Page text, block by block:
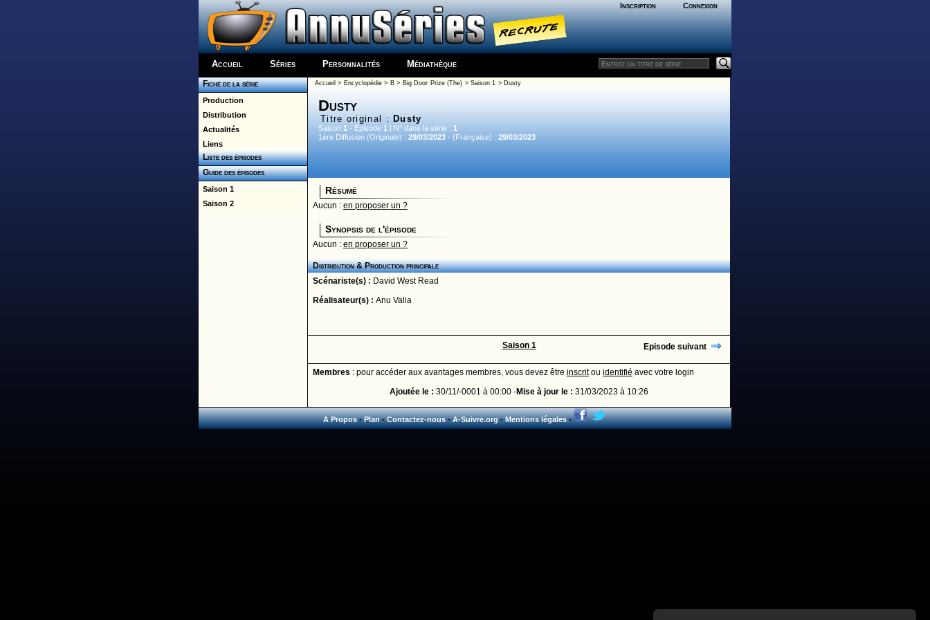
Inscription Connexion
Accueil Séries Personnalités Médiathèque
Fiche de la série
Production
Distribution
Actualités
Liens
Liste des épisodes
Guide des épisodes
Saison 1
Saison 2
Accueil > Encyclopédie> B> Big Door Prize (The) > Saison 1 > Dusty
Dusty
Titre original : Dusty
Saison 1 - Episode 1 | N° dans la série : 1
1ère Diffusion (Originale) : 29/03/2023 - (Française) : 29/03/2023
Résumé
Aucun : en proposer un ?
Synopsis de l'épisode
Aucun : en proposer un ?
Distribution & Production principale
Scénariste(s) : David West Read
Réalisateur(s) : Anu Valia
Saison 1 Episode suivant
Membres : pour accéder aux avantages membres, vous devez être inscritou identifié avec votre login
Ajoutée le : 30/11/-0001 à 00:00 -Mise à jour le : 31/03/2023 à 10:26
A Propos-Plan-Contactez-nous-A-Suivre.org-Mentions légales-